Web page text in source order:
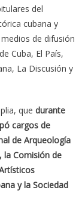
del
cubana y
de difusión
Cuba, El País,
La Discusión y
que durante
cargos de
de Arqueología
la Comisión de
y la Sociedad